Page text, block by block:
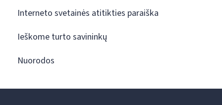
Interneto svetainės atitikties paraiška
Ieškome turto savininkų
Nuorodos